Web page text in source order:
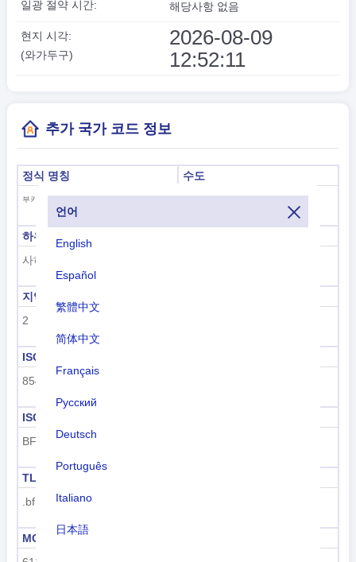
언어
English
Español
繁體中文
简体中文
Français
Русский
Deutsch
Português
Italiano
日本語
일광 절약 시간: 해당사항 없음
현지 시각:
(와가두구)
2026-08-09
12:52:12
추가 국가 코드 정보
정식 명칭
부키 나 파소
수도
와가두구
하위 지역 코드
사하라 이남 아프리카
지역 코드
2
ISO 3166-1 숫자
854
ISO 3166-1-알파-3
BFA
TLD
.bf
MCC